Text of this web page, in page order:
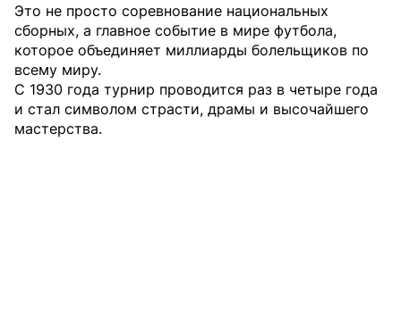
Это не просто соревнование национальных
сборных, а главное событие в мире футбола,
которое объединяет миллиарды болельщиков по
всему миру.
С 1930 года турнир проводится раз в четыре года
и стал символом страсти, драмы и высочайшего
мастерства.